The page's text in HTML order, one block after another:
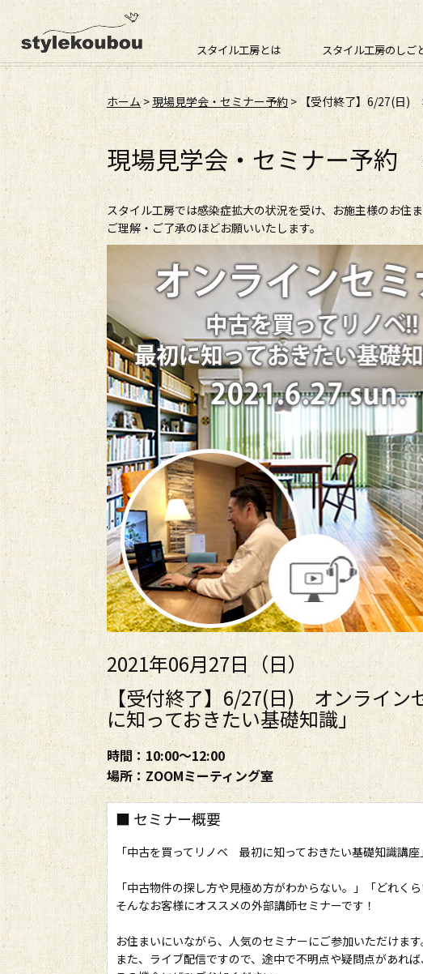
スタイル工房とは スタイル工房のしご
ホーム> 現場見学会・セミナー予約 > 【受付終了】6/27(日)
現場見学会・セミナー予約
スタイル工房では感染症拡大の状況を受け、お施主様のお住
ご理解・ご了承のほどお願いいたします。
2021年06月27日（日）
【受付終了】6/27(日) オンライン
に知っておきたい基礎知識」
時間：10:00～12:00
場所：ZOOMミーティング室
■ セミナー概要
「中古を買ってリノベ 最初に知っておきたい基礎知識講座
「中古物件の探し方や見極め方がわからない。」「どれく
そんなお客様にオススメの外部講師セミナーです！
お住まいにいながら、人気のセミナーにご参加いただけます
また、ライブ配信ですので、途中で不明点や疑問点があれ